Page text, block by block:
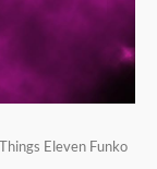
Eleven Funko